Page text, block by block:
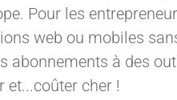
Pour les
web ou mobiles
abonnements à des
et...coûter cher !